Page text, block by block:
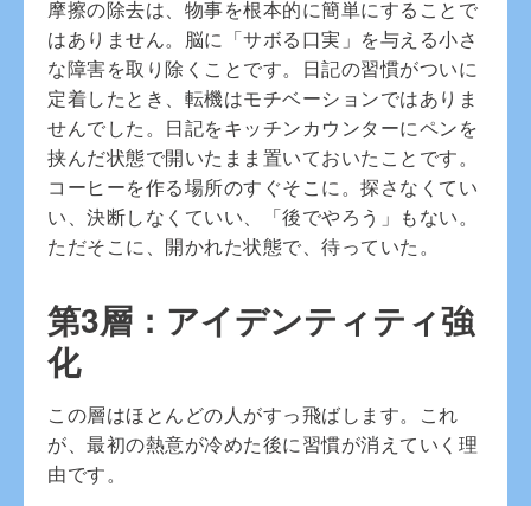
摩擦の除去は、物事を根本的に簡単にすることで
はありません。脳に「サボる口実」を与える小さ
な障害を取り除くことです。日記の習慣がついに
定着したとき、転機はモチベーションではありま
せんでした。日記をキッチンカウンターにペンを
挟んだ状態で開いたまま置いておいたことです。
コーヒーを作る場所のすぐそこに。探さなくてい
い、決断しなくていい、「後でやろう」もない。
ただそこに、開かれた状態で、待っていた。
第3層：アイデンティティ強
化
この層はほとんどの人がすっ飛ばします。これ
が、最初の熱意が冷めた後に習慣が消えていく理
由です。